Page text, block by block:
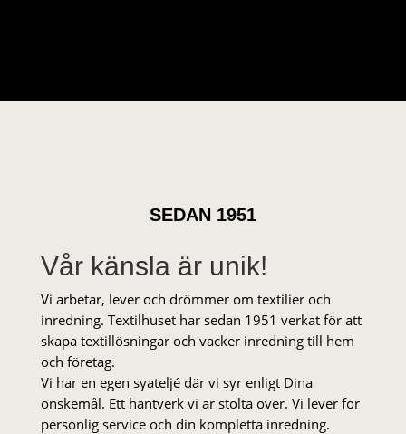
SEDAN 1951
Vår känsla är unik!
Vi arbetar, lever och drömmer om textilier och
inredning. Textilhuset har sedan 1951 verkat för att
skapa textillösningar och vacker inredning till hem
och företag.
Vi har en egen syateljé där vi syr enligt Dina
önskemål. Ett hantverk vi är stolta över. Vi lever för
personlig service och din kompletta inredning.